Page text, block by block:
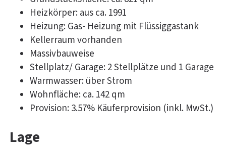
Heizkörper: aus ca. 1991
Heizung: Gas- Heizung mit Flüssiggastank
Kellerraum vorhanden
Massivbauweise
Stellplatz/ Garage: 2 Stellplätze und 1 Garage
Warmwasser: über Strom
Wohnfläche: ca. 142 qm
Provision: 3.57% Käuferprovision (inkl. MwSt.)
Lage